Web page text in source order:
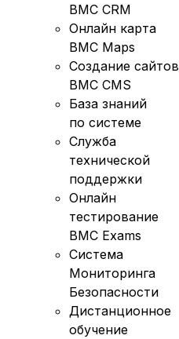
BMC CRM
Онлайн карта
BMC Maps
Создание сайтов
BMC CMS
База знаний
по системе
Служба
технической
поддержки
Онлайн
тестирование
BMC Exams
Система
Мониторинга
Безопасности
Дистанционное
обучение